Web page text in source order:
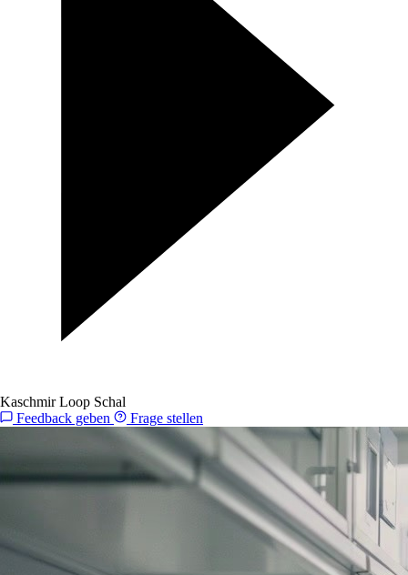
Kaschmir Loop Schal
Feedback geben
Frage stellen